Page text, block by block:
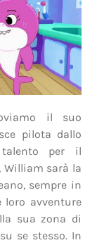
il suo
pilota dallo
per il
William sarà la
sempre in
loro avventure
sua zona di
se stesso. In